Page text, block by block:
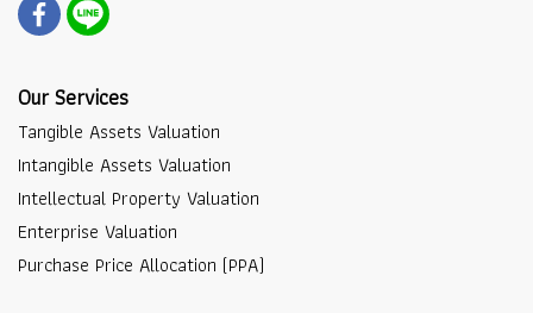
Our Services
Tangible Assets Valuation
Intangible Assets Valuation
Intellectual Property Valuation
Enterprise Valuation
Purchase Price Allocation (PPA)